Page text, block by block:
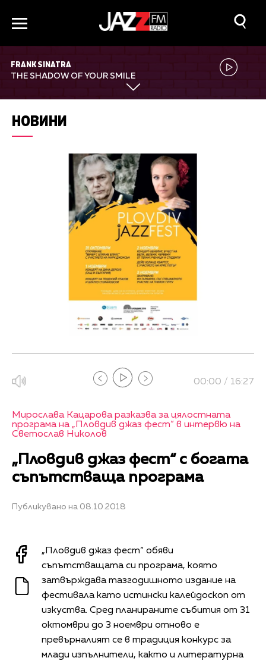
FRANK SINATRA
THE SHADOW OF YOUR SMILE
НОВИНИ
00:00 / 16:27
Мирослава Кацарова разказва за цялостната
програма на „Пловдив джаз фест“ в интервю на
Светослав Николов
„Пловдив джаз фест“ с богата
съпътстваща програма
Публикувано на 08.10.2018
„Пловдив джаз фест“ обяви
съпътстващата си програма, която
затвърждава тазгодишното издание на
фестивала като истински калейдоскоп от
изкуства. Сред планираните събития от 31
октомври до 3 ноември отново е
превърналият се в традиция конкурс за
млади изпълнители, както и литературна